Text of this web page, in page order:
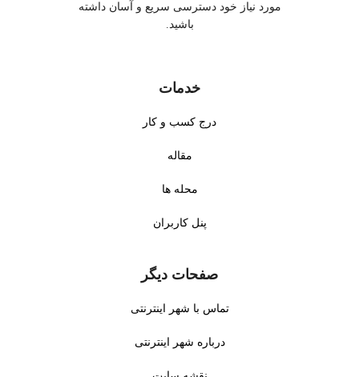
مورد نیاز خود دسترسی سریع و آسان داشته
باشید.
خدمات
درج کسب و کار
مقاله
محله ها
پنل کاربران
صفحات دیگر
تماس با شهر اینترنتی
درباره شهر اینترنتی